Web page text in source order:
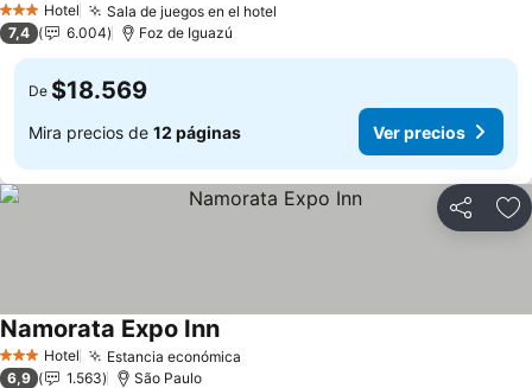
3 Estrellas
Hotel Sala de juegos en el hotel
7,4 6.004 Foz de Iguazú
De $18.569
Mira precios de 12 páginas Ver precios
Compartir
3 Estrellas
Hotel Estancia económica
Namorata Expo Inn
6,9 1.563 São Paulo